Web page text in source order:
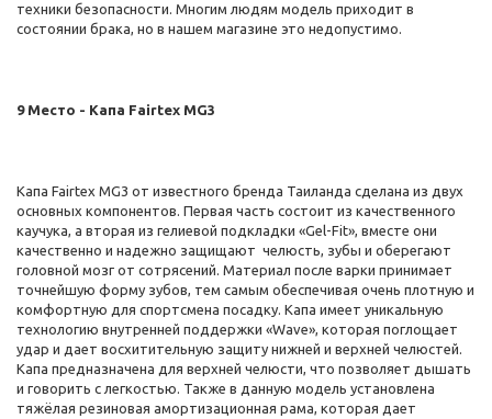
техники безопасности. Многим людям модель приходит в
состоянии брака, но в нашем магазине это недопустимо.
9 Место - Капа Fairtex MG3
Капа Fairtex MG3 от известного бренда Таиланда сделана из двух
основных компонентов. Первая часть состоит из качественного
каучука, а вторая из гелиевой подкладки «Gel-Fit», вместе они
качественно и надежно защищают челюсть, зубы и оберегают
головной мозг от сотрясений. Материал после варки принимает
точнейшую форму зубов, тем самым обеспечивая очень плотную и
комфортную для спортсмена посадку. Капа имеет уникальную
технологию внутренней поддержки «Wave», которая поглощает
удар и дает восхитительную защиту нижней и верхней челюстей.
Капа предназначена для верхней челюсти, что позволяет дышать
и говорить с легкостью. Также в данную модель установлена
тяжёлая резиновая амортизационная рама, которая дает